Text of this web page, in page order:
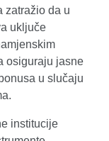
zatražio da u
uključe
osiguraju jasne
u slučaju
institucije